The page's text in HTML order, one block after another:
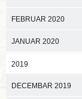
FEBRUAR 2020
JANUAR 2020
2019
DECEMBAR 2019